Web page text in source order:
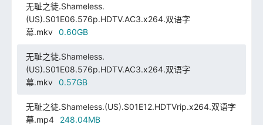
无耻之徒.Shameless.
(US).S01E06.576p.HDTV.AC3.x264.双语字
幕.mkv
0.60GB
无耻之徒.Shameless.
(US).S01E08.576p.HDTV.AC3.x264.双语字
幕.mkv
0.57GB
无耻之徒.Shameless.(US).S01E12.HDTVrip.x264.双语字
幕.mp4
248.04MB